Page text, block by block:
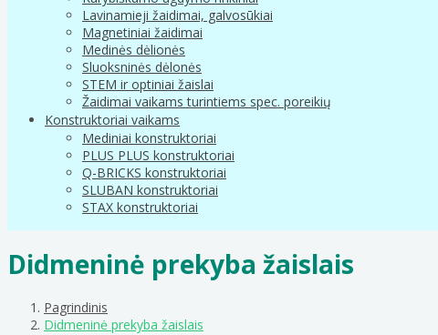
Lavinamieji žaidimai, galvosūkiai
Magnetiniai žaidimai
Medinės dėlionės
Sluoksninės dėlonės
STEM ir optiniai žaislai
Žaidimai vaikams turintiems spec. poreikių
Konstruktoriai vaikams
Mediniai konstruktoriai
PLUS PLUS konstruktoriai
Q-BRICKS konstruktoriai
SLUBAN konstruktoriai
STAX konstruktoriai
Didmeninė prekyba žaislais
Pagrindinis
Didmeninė prekyba žaislais